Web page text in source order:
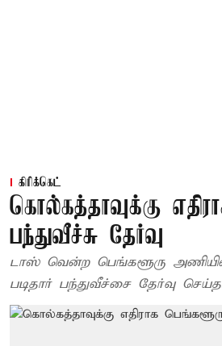
கிரிக்கெட்
கொல்கத்தாவுக்கு
பந்துவீச்சு தேர்வு
டாஸ் வென்ற பெங்களூரு
படிதார் பந்துவீச்சை தேர்வு